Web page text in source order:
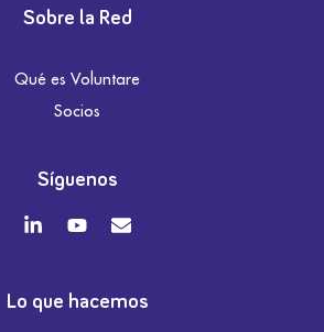
Sobre la Red
Qué es Voluntare
Socios
Síguenos
Lo que hacemos